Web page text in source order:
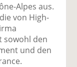
Alpes aus.
von High-
sowohl den
und den